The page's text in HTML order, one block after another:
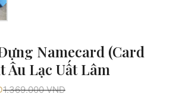
Namecard (Card
Âu Lạc Uất Lâm
1.369.000VND